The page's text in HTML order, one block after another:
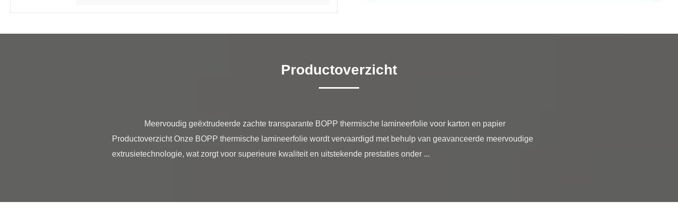
Productoverzicht
Productoverzicht Onze BOPP thermische lamineerfolie wordt vervaardigd met behulp van geavanceerde meervoudige
extrusietechnologie, wat zorgt voor superieure kwaliteit en uitstekende prestaties onder ...